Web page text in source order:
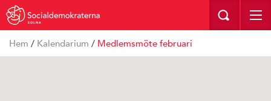
SOLNA
Hem / Kalendarium / Medlemsmöte februari